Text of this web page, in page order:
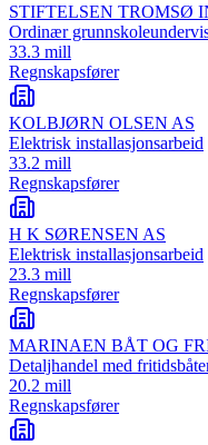
STIFTELSEN TROMSØ
Ordinær
33.3 mill
Regnskapsfører
KOLBJØRN OLSEN AS
Elektrisk installasjonsarbeid
33.2 mill
Regnskapsfører
H K SØRENSEN AS
Elektrisk installasjonsarbeid
23.3 mill
Regnskapsfører
MARINAEN BÅT OG
Detaljhandel med
20.2 mill
Regnskapsfører